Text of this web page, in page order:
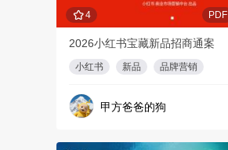
4 PDF
2026小红书宝藏新品招商通案
小红书 新品 品牌营销
甲方爸爸的狗